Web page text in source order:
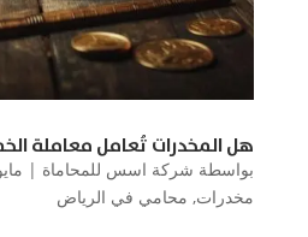
هل المخدرات تُعامل معاملة
بواسطة شركة اسس للمحاماة | مايو 26,
مخدرات, محامي في الرياض